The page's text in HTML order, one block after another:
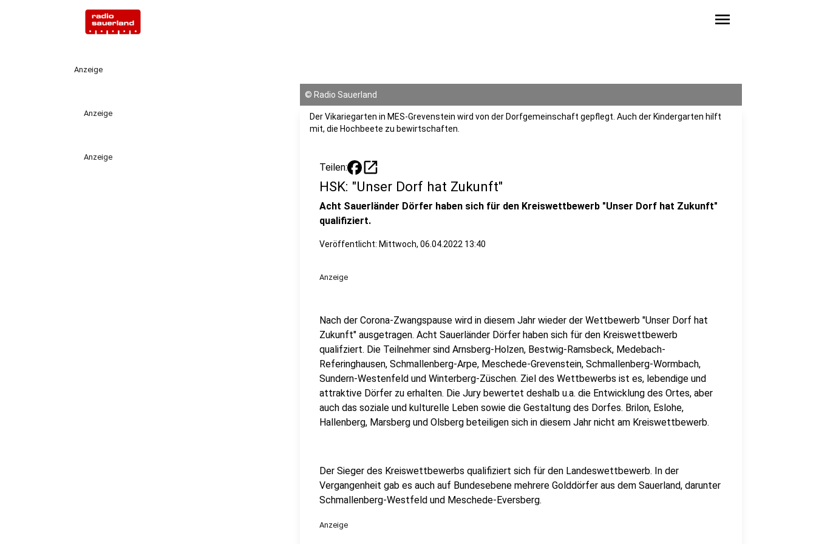
menu
Anzeige
Anzeige
Anzeige
© Radio Sauerland
Der Vikariegarten in MES-Grevenstein wird von der Dorfgemeinschaft gepflegt. Auch der Kindergarten hilft
mit, die Hochbeete zu bewirtschaften.
Teilen: open_in_new
HSK: "Unser Dorf hat Zukunft"
Acht Sauerländer Dörfer haben sich für den Kreiswettbewerb "Unser Dorf hat Zukunft"
qualifiziert.
Veröffentlicht: Mittwoch, 06.04.2022 13:40
Anzeige
Nach der Corona-Zwangspause wird in diesem Jahr wieder der Wettbewerb "Unser Dorf hat
Zukunft" ausgetragen. Acht Sauerländer Dörfer haben sich für den Kreiswettbewerb
qualifziert. Die Teilnehmer sind Arnsberg-Holzen, Bestwig-Ramsbeck, Medebach-
Referinghausen, Schmallenberg-Arpe, Meschede-Grevenstein, Schmallenberg-Wormbach,
Sundern-Westenfeld und Winterberg-Züschen. Ziel des Wettbewerbs ist es, lebendige und
attraktive Dörfer zu erhalten. Die Jury bewertet deshalb u.a. die Entwicklung des Ortes, aber
auch das soziale und kulturelle Leben sowie die Gestaltung des Dorfes. Brilon, Eslohe,
Hallenberg, Marsberg und Olsberg beteiligen sich in diesem Jahr nicht am Kreiswettbewerb.
Der Sieger des Kreiswettbewerbs qualifiziert sich für den Landeswettbewerb. In der
Vergangenheit gab es auch auf Bundesebene mehrere Golddörfer aus dem Sauerland, darunter
Schmallenberg-Westfeld und Meschede-Eversberg.
Anzeige